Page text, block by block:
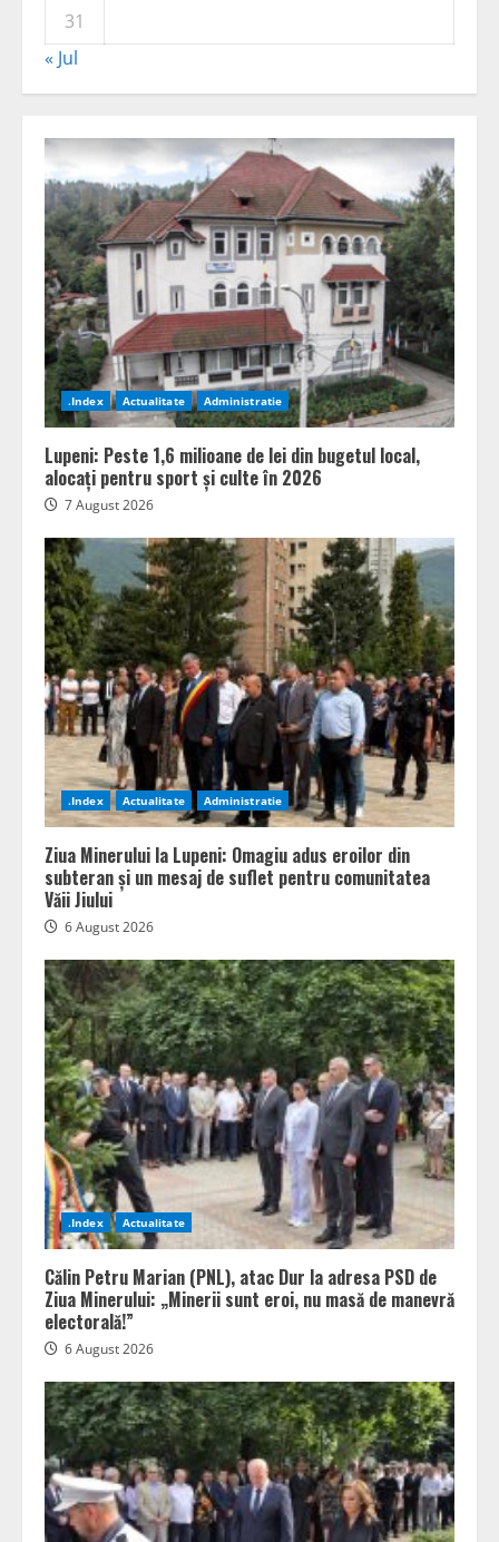
31
« Jul
.Index Actualitate Administratie
Lupeni: Peste 1,6 milioane de lei din bugetul local,
alocați pentru sport și culte în 2026
7 August 2026
.Index Actualitate Administratie
Ziua Minerului la Lupeni: Omagiu adus eroilor din
subteran și un mesaj de suflet pentru comunitatea
Văii Jiului
6 August 2026
.Index Actualitate
Călin Petru Marian (PNL), atac Dur la adresa PSD de
Ziua Minerului: „Minerii sunt eroi, nu masă de manevră
electorală!”
6 August 2026